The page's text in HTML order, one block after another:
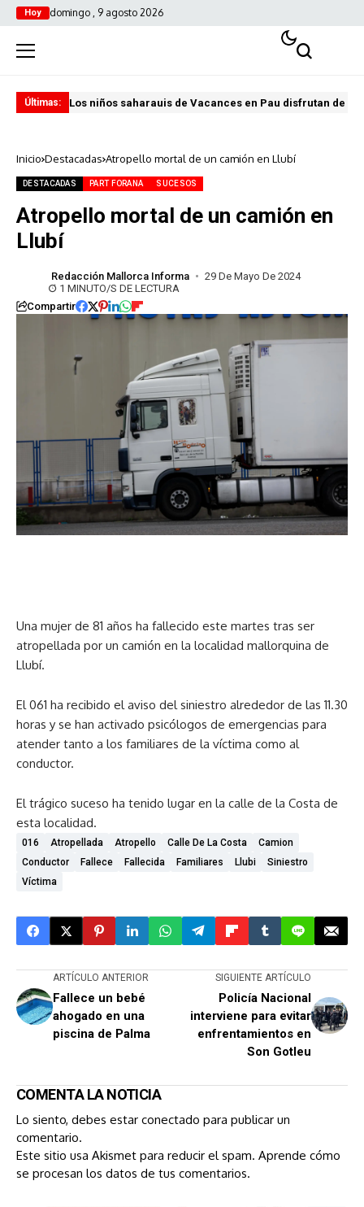
Hoy domingo , 9 agosto 2026
Últimas: Los niños saharauis de Vacances en Pau disfrutan de
Inicio Destacadas Atropello mortal de un camión en Llubí
DESTACADAS PART FORANA SUCESOS
Atropello mortal de un camión en
Llubí
Redacción Mallorca Informa
29 De Mayo De 2024
1 MINUTO/S DE LECTURA
Compartir
Una mujer de 81 años ha fallecido este martes tras ser
atropellada por un camión en la localidad mallorquina de
Llubí.
El 061 ha recibido el aviso del siniestro alrededor de las 11.30
horas y se han activado psicólogos de emergencias para
atender tanto a los familiares de la víctima como al
conductor.
El trágico suceso ha tenido lugar en la calle de la Costa de
esta localidad.
016 Atropellada Atropello Calle De La Costa
Camion
Conductor
Fallece Fallecida Familiares Llubi
Siniestro
Víctima
ARTÍCULO ANTERIOR
Fallece un bebé
ahogado en una
piscina de Palma
SIGUIENTE ARTÍCULO
Policía Nacional
interviene para evitar
enfrentamientos en
Son Gotleu
COMENTA LA NOTICIA
Lo siento, debes estar conectado para publicar un
comentario.
Este sitio usa Akismet para reducir el spam. Aprende cómo
se procesan los datos de tus comentarios.